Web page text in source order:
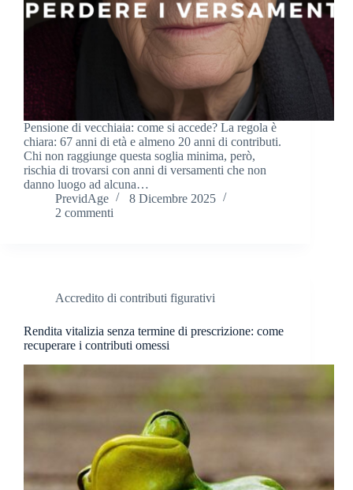
Pensione di vecchiaia: come si accede? La regola è
chiara: 67 anni di età e almeno 20 anni di contributi.
Chi non raggiunge questa soglia minima, però,
rischia di trovarsi con anni di versamenti che non
danno luogo ad alcuna…
PrevidAge
8 Dicembre 2025
2 commenti
Accredito di contributi figurativi
Rendita vitalizia senza termine di prescrizione: come
recuperare i contributi omessi